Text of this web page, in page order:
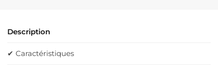
Description
✔ Caractéristiques